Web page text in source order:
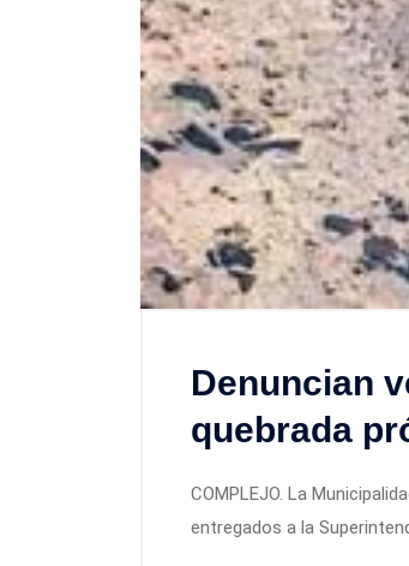
Denuncian
quebrada
COMPLEJO. La
entregados a la